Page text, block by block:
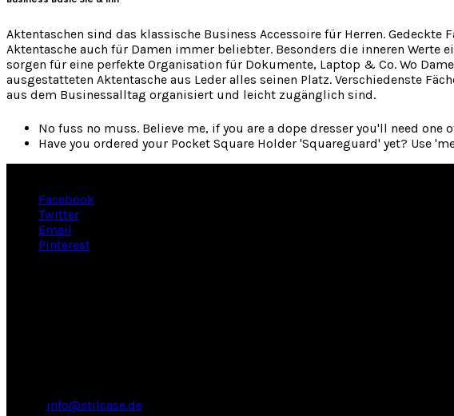
Aktentaschen sind das klassische Business Accessoire für Herren.
Aktentasche auch für Damen immer beliebter. Besonders die inneren
sorgen für eine perfekte Organisation für Dokumente, Laptop & Co. Wo
ausgestatteten Aktentasche aus Leder alles seinen Platz. Verschiedenste
aus dem Businessalltag organisiert und leicht zugänglich sind.
No fuss no muss. Believe me, if you are a dope dresser you'll need one
Have you ordered your Pocket Square Holder 'Squareguard' yet? Use
Facebook
Twitter
Email
Pinterest
info@stilcase.de